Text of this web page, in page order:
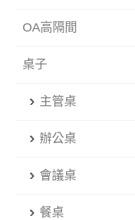
OA高隔間
桌子
主管桌
辦公桌
會議桌
餐桌